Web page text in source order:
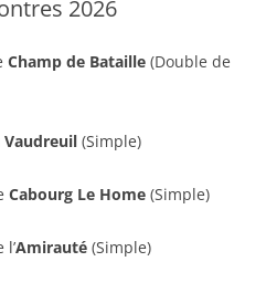
2026
Champ de Bataille (Double de
Vaudreuil (Simple)
Cabourg Le Home (Simple)
l’Amirauté (Simple)